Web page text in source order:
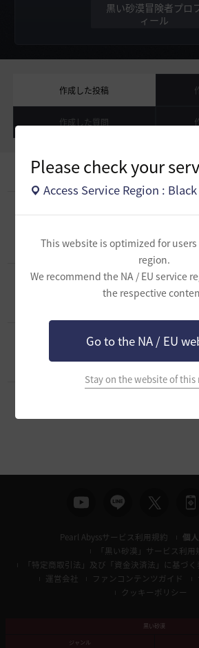
Please check your
Access Service Region :
This website is optimized for
region.
We recommend the NA / EU service
the respective
Go to the NA / EU
Stay on the website of this
黒い砂漠冒険者プロ
ィール
作成した投稿
作成した質問
も簡単！光セラさんのPvE取扱説明書
0 5K 2025.12.30
[クラス攻略] 【ドーサのコツ】本当
も使いやすいでしょうか？ Part2
[クラス攻略] 【ドーサのコツ】本当に
も使いやすいでしょうか？
Pearl Abyssサービス利用規約
個
「黒い砂漠」サービス利用
「特定商取引法」及び「資金決済法」に基づく
運営会社
ファンコンテンツガイド
クッキーポリシー
黒い砂漠
ジャンル